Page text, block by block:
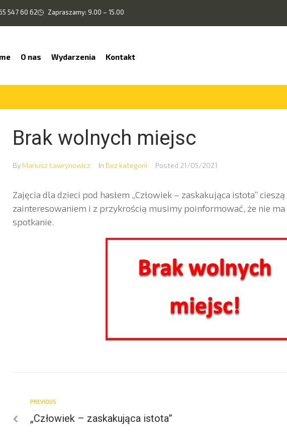
547 60 62 Zapraszamy: 9.00 – 15.00
O nas Wydarzenia Kontakt
Brak wolnych miejsc
By Mariusz Ławrynowicz In Bez kategorii Posted 21/05/2021
Zajęcia dla dzieci pod hasłem „Człowiek – zaskakująca istota”
zainteresowaniem i z przykrością musimy poinformować, że nie
spotkanie.
PREVIOUS
„Człowiek – zaskakująca istota”